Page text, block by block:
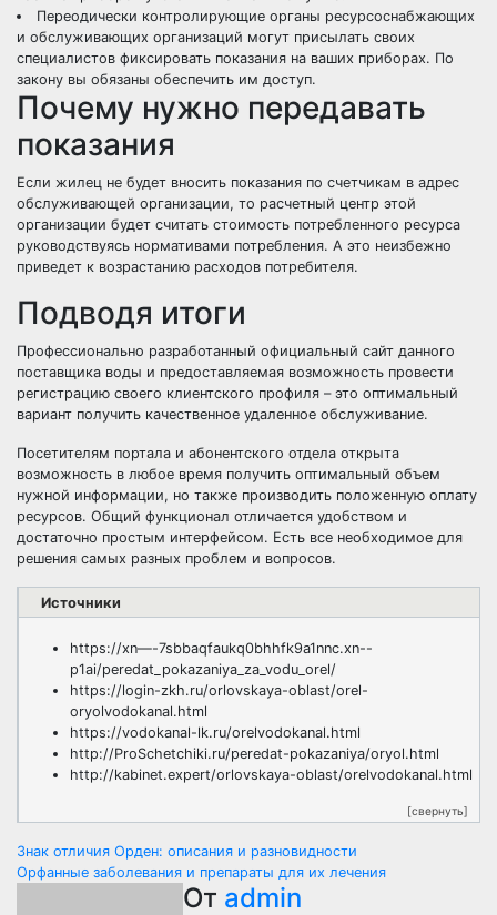
Переодически контролирующие органы ресурсоснабжающих
и обслуживающих организаций могут присылать своих
специалистов фиксировать показания на ваших приборах. По
закону вы обязаны обеспечить им доступ.
Почему нужно передавать
показания
Если жилец не будет вносить показания по счетчикам в адрес
обслуживающей организации, то расчетный центр этой
организации будет считать стоимость потребленного ресурса
руководствуясь нормативами потребления. А это неизбежно
приведет к возрастанию расходов потребителя.
Подводя итоги
Профессионально разработанный официальный сайт данного
поставщика воды и предоставляемая возможность провести
регистрацию своего клиентского профиля – это оптимальный
вариант получить качественное удаленное обслуживание.
Посетителям портала и абонентского отдела открыта
возможность в любое время получить оптимальный объем
нужной информации, но также производить положенную оплату
ресурсов. Общий функционал отличается удобством и
достаточно простым интерфейсом. Есть все необходимое для
решения самых разных проблем и вопросов.
Источники
https://xn—-7sbbaqfaukq0bhhfk9a1nnc.xn--
p1ai/peredat_pokazaniya_za_vodu_orel/
https://login-zkh.ru/orlovskaya-oblast/orel-
oryolvodokanal.html
https://vodokanal-lk.ru/orelvodokanal.html
http://ProSchetchiki.ru/peredat-pokazaniya/oryol.html
http://kabinet.expert/orlovskaya-oblast/orelvodokanal.html
[свернуть]
Навигация
Знак отличия Орден: описания и разновидности
Орфанные заболевания и препараты для их лечения
От admin